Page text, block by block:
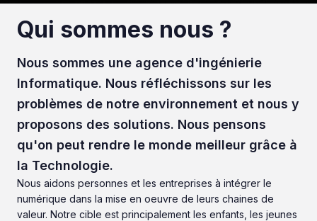
Qui sommes nous ?
Nous sommes une agence d'ingénierie
Informatique. Nous réfléchissons sur les
problèmes de notre environnement et nous y
proposons des solutions. Nous pensons
qu'on peut rendre le monde meilleur grâce à
la Technologie.
Nous aidons personnes et les entreprises à intégrer le
numérique dans la mise en oeuvre de leurs chaines de
valeur. Notre cible est principalement les enfants, les jeunes